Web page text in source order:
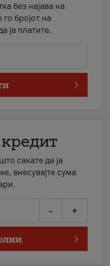
без најава на
бројот на
ја платите.
сакате да ја
внесувајте сума
- +